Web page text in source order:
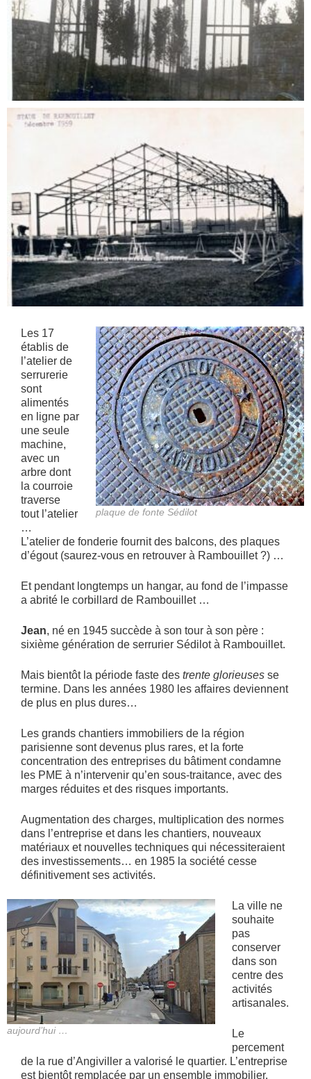
plaque de fonte Sédilot
Les 17
établis de
l’atelier de
serrurerie
sont
alimentés
en ligne par
une seule
machine,
avec un
arbre dont
la courroie
traverse
tout l’atelier
…
L’atelier de fonderie fournit des balcons, des plaques
d’égout (saurez-vous en retrouver à Rambouillet ?) …
Et pendant longtemps un hangar, au fond de l’impasse
a abrité le corbillard de Rambouillet …
Jean, né en 1945 succède à son tour à son père :
sixième génération de serrurier Sédilot à Rambouillet.
Mais bientôt la période faste des trente glorieuses se
termine. Dans les années 1980 les affaires deviennent
de plus en plus dures…
Les grands chantiers immobiliers de la région
parisienne sont devenus plus rares, et la forte
concentration des entreprises du bâtiment condamne
les PME à n’intervenir qu’en sous-traitance, avec des
marges réduites et des risques importants.
Augmentation des charges, multiplication des normes
dans l’entreprise et dans les chantiers, nouveaux
matériaux et nouvelles techniques qui nécessiteraient
des investissements… en 1985 la société cesse
définitivement ses activités.
aujourd’hui …
La ville ne
souhaite
pas
conserver
dans son
centre des
activités
artisanales.
Le
percement
de la rue d’Angiviller a valorisé le quartier. L’entreprise
est bientôt remplacée par un ensemble immobilier.